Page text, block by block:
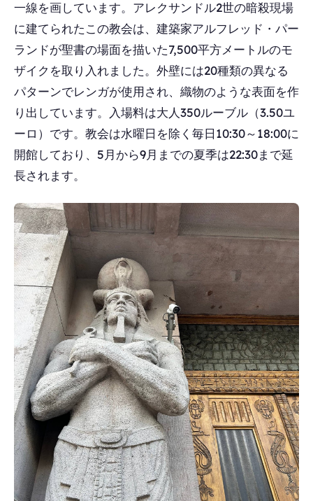
一線を画しています。アレクサンドル2世の暗殺現場
に建てられたこの教会は、建築家アルフレッド・パー
ランドが聖書の場面を描いた7,500平方メートルのモ
ザイクを取り入れました。外壁には20種類の異なる
パターンでレンガが使用され、織物のような表面を作
り出しています。入場料は大人350ルーブル（3.50ユ
ーロ）です。教会は水曜日を除く毎日10:30～18:00に
開館しており、5月から9月までの夏季は22:30まで延
長されます。